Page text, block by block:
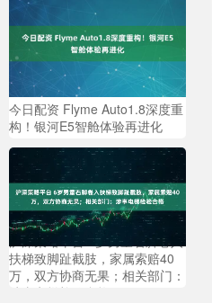
今日配资 Flyme Auto1.8深度重
构！银河E5智舱体验再进化
沪深策略平台 6岁男童右脚卷入
扶梯致脚趾截肢，家属索赔40
万，双方协商无果；相关部门：
涉事电梯检验合格